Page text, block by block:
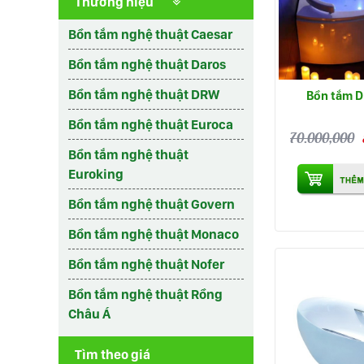
Bồn tắm nghệ thuật Caesar
Bồn tắm nghệ thuật Daros
Bồn tắm nghệ thuật DRW
Bồn tắm nghệ thuật Euroca
Bồn tắm nghệ thuật
Euroking
Bồn tắm nghệ thuật Govern
Bồn tắm nghệ thuật Monaco
Bồn tắm nghệ thuật Nofer
Bồn tắm nghệ thuật Rồng
Châu Á
Tìm theo giá
Bồn tắm
70.000,000